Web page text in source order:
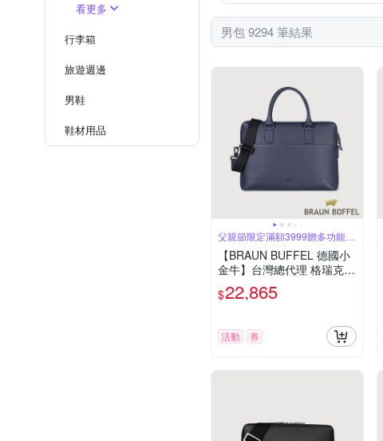
看更多
行李箱
旅遊週邊
男鞋
鞋材用品
男包 9294 筆結果
父親節限定滿額3999贈多功能鑰
匙圈
【BRAUN BUFFEL 德國小
金牛】台灣總代理 格瑞克-E
公事包-深藍/BF573-65-DB
$22,865
活動 券